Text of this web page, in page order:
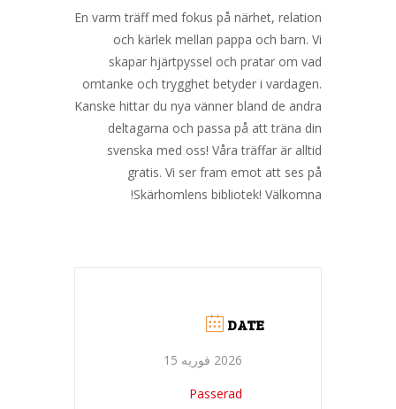
En varm träff med fokus på närhet, relation
och kärlek mellan pappa och barn. Vi
skapar hjärtpyssel och pratar om vad
omtanke och trygghet betyder i vardagen.
Kanske hittar du nya vänner bland de andra
deltagarna och passa på att träna din
svenska med oss! Våra träffar är alltid
gratis. Vi ser fram emot att ses på
Skärhomlens bibliotek! Välkomna!
DATE
2026 فوریه 15
Passerad